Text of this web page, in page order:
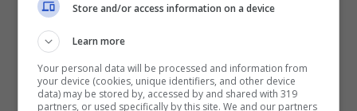
Store and/or access information on a device
Learn more
Your personal data will be processed and information from
your device (cookies, unique identifiers, and other device
data) may be stored by, accessed by and shared with 319
partners, or used specifically by this site. We and our partners